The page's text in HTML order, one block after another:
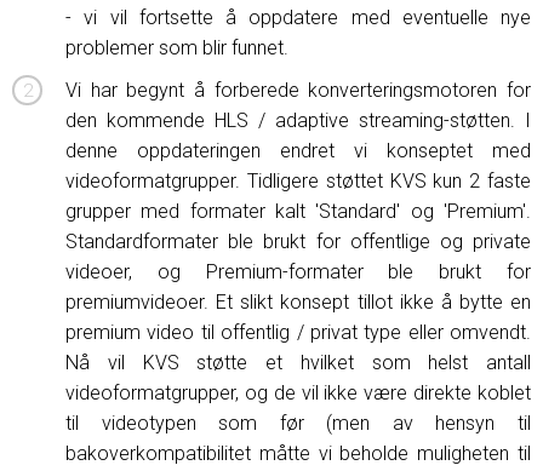
- vi vil fortsette å oppdatere med eventuelle nye
problemer som blir funnet.
Vi har begynt å forberede konverteringsmotoren for
den kommende HLS / adaptive streaming-støtten. I
denne oppdateringen endret vi konseptet med
videoformatgrupper. Tidligere støttet KVS kun 2 faste
grupper med formater kalt 'Standard' og 'Premium'.
Standardformater ble brukt for offentlige og private
videoer, og Premium-formater ble brukt for
premiumvideoer. Et slikt konsept tillot ikke å bytte en
premium video til offentlig / privat type eller omvendt.
Nå vil KVS støtte et hvilket som helst antall
videoformatgrupper, og de vil ikke være direkte koblet
til videotypen som før (men av hensyn til
bakoverkompatibilitet måtte vi beholde muligheten til